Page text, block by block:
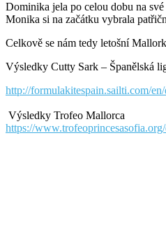
Dominika jela po celou dobu na
Monika si na začátku vybrala
Celkově se nám tedy letošní
Výsledky Cutty Sark – Španělská
http://formulakitespain.sailti.com/
Výsledky Trofeo Mallorca
https://